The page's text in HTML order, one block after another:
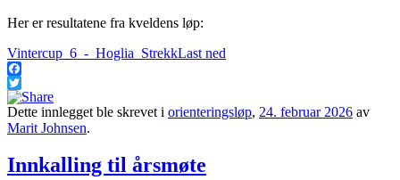
Her er resultatene fra kveldens løp:
Vintercup_6_-_Hoglia_StrekkLast ned
Facebook
Twitter
Dette innlegget ble skrevet i orienteringsløp, 24. februar 2026 av
Marit Johnsen.
Innkalling til årsmøte